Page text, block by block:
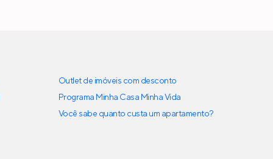
Outlet de imóveis com desconto
Programa Minha Casa Minha Vida
Você sabe quanto custa um apartamento?